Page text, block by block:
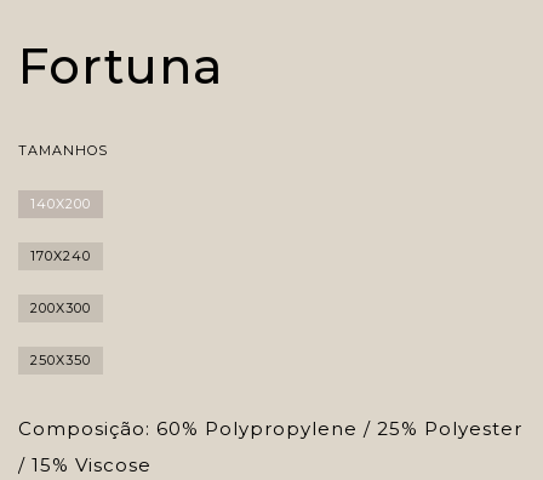
Fortuna
TAMANHOS
140X200
170X240
200X300
250X350
Composição: 60% Polypropylene / 25% Polyester
/ 15% Viscose